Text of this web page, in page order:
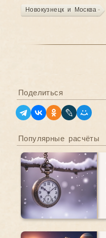
Новокузнецк и Москва
Поделиться
Популярные расчёты